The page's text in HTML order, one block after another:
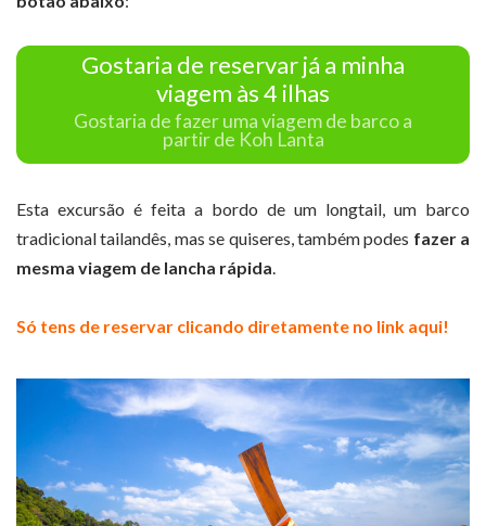
Gostaria de reservar já a minha
viagem às 4 ilhas
Gostaria de fazer uma viagem de barco a
partir de Koh Lanta
Esta excursão é feita a bordo de um longtail, um barco
tradicional tailandês, mas se quiseres, também podes fazer a
mesma viagem de lancha rápida
Só tens de reservar clicando diretamente no link aqui!